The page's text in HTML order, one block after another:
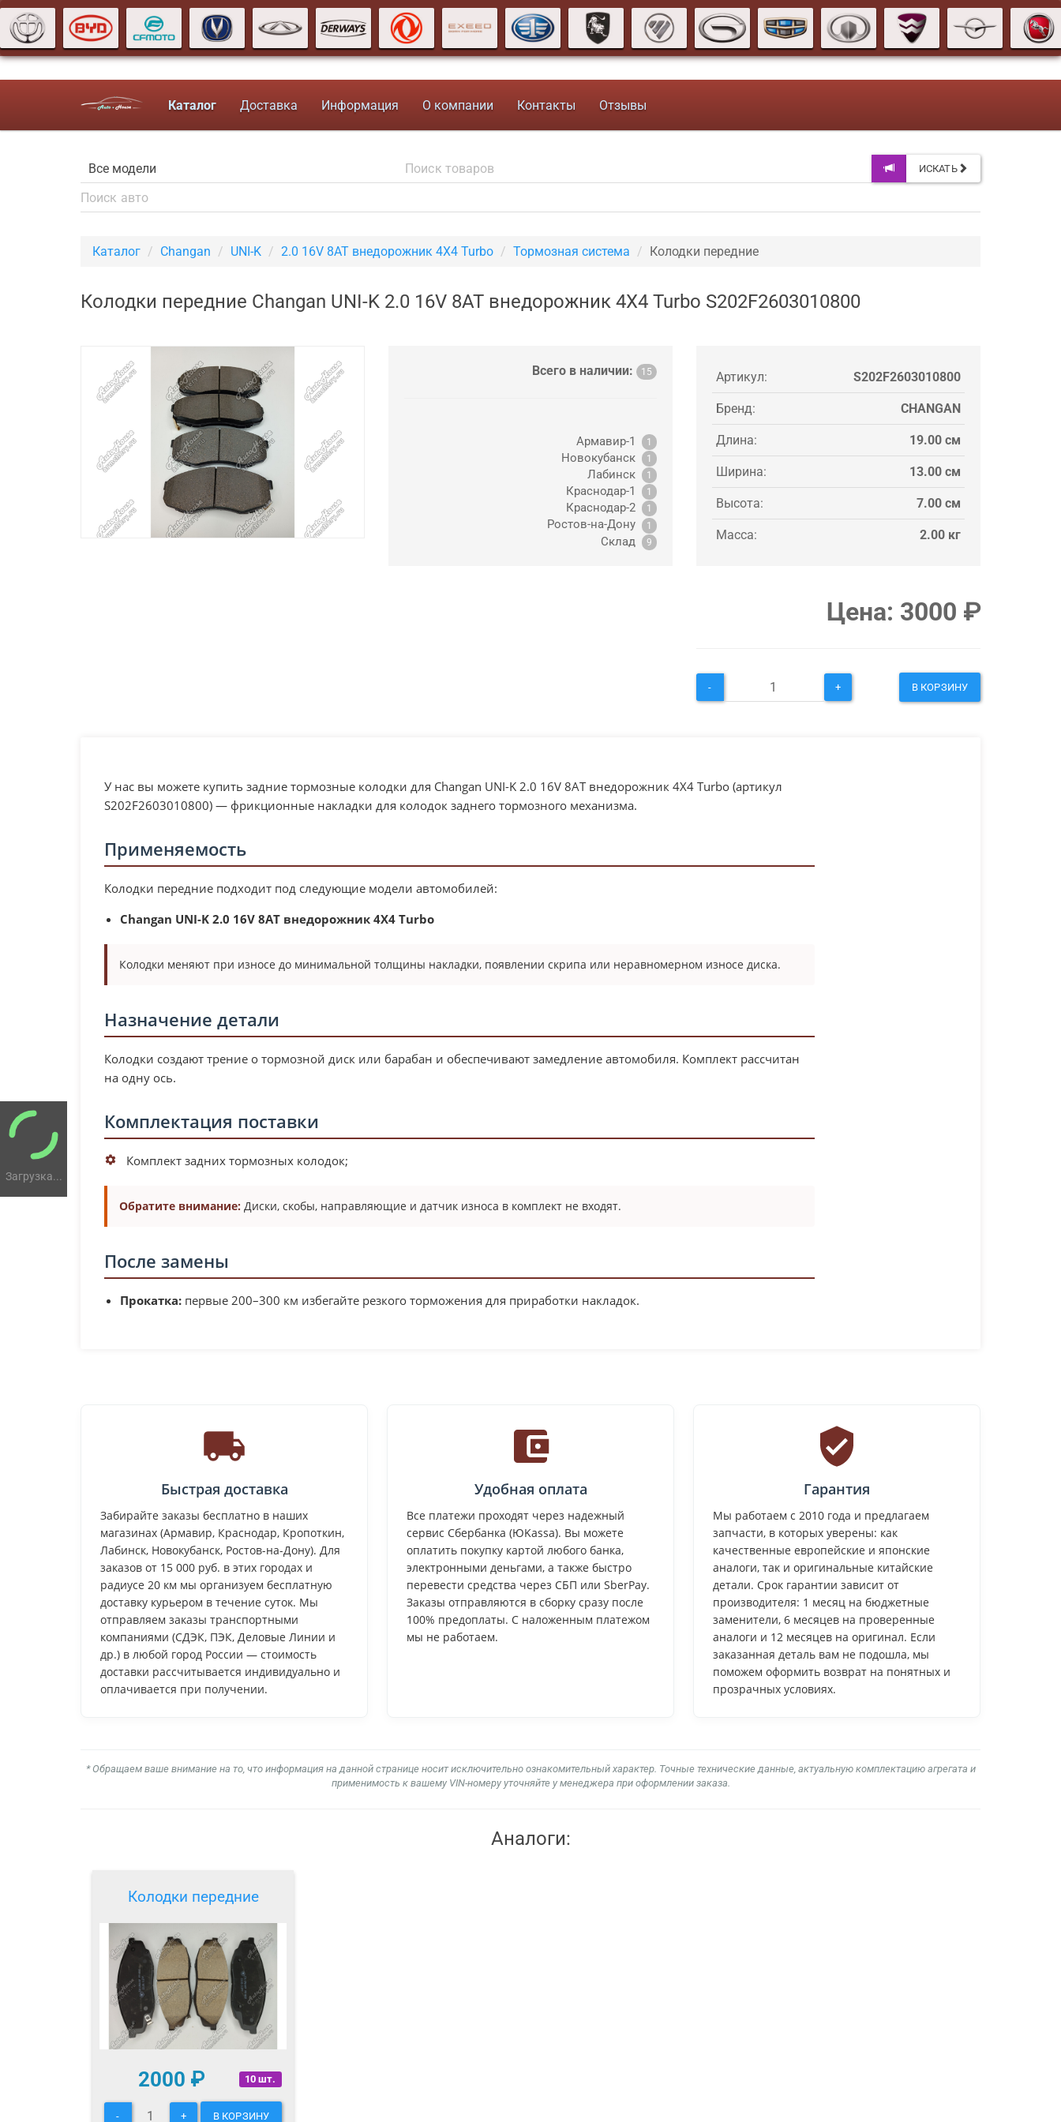
Загрузка...
Каталог Доставка Информация О компании Контакты Отзывы
ИСКАТЬ
Каталог Changan UNI-K 2.0 16V 8AT внедорожник 4X4 Turbo Тормозная система Колодки передние
Колодки передние Changan UNI-K 2.0 16V 8AT внедорожник 4X4 Turbo S202F2603010800
Всего в наличии: 15
Армавир-1 1
Новокубанск 1
Лабинск 1
Краснодар-1 1
Краснодар-2 1
Ростов-на-Дону 1
Склад 9
Артикул: S202F2603010800
Бренд: CHANGAN
Длина: 19.00 см
Ширина: 13.00 см
Высота: 7.00 см
Масса: 2.00 кг
Цена: 3000 ₽
- + В КОРЗИНУ
У нас вы можете купить задние тормозные колодки для Changan UNI-K 2.0 16V 8AT внедорожник 4X4 Turbo (артикул
S202F2603010800) — фрикционные накладки для колодок заднего тормозного механизма.
Применяемость
Колодки передние подходит под следующие модели автомобилей:
Changan UNI-K 2.0 16V 8AT внедорожник 4X4 Turbo
Колодки меняют при износе до минимальной толщины накладки, появлении скрипа или неравномерном износе диска.
Назначение детали
Колодки создают трение о тормозной диск или барабан и обеспечивают замедление автомобиля. Комплект рассчитан
на одну ось.
Комплектация поставки
Комплект задних тормозных колодок;
Обратите внимание: Диски, скобы, направляющие и датчик износа в комплект не входят.
После замены
Прокатка: первые 200–300 км избегайте резкого торможения для приработки накладок.
Быстрая доставка
Забирайте заказы бесплатно в наших
магазинах (Армавир, Краснодар, Кропоткин,
Лабинск, Новокубанск, Ростов-на-Дону). Для
заказов от 15 000 руб. в этих городах и
радиусе 20 км мы организуем бесплатную
доставку курьером в течение суток. Мы
отправляем заказы транспортными
компаниями (СДЭК, ПЭК, Деловые Линии и
др.) в любой город России — стоимость
доставки рассчитывается индивидуально и
оплачивается при получении.
Удобная оплата
Все платежи проходят через надежный
сервис Сбербанка (ЮKassa). Вы можете
оплатить покупку картой любого банка,
электронными деньгами, а также быстро
перевести средства через СБП или SberPay.
Заказы отправляются в сборку сразу после
100% предоплаты. С наложенным платежом
мы не работаем.
Гарантия
Мы работаем с 2010 года и предлагаем
запчасти, в которых уверены: как
качественные европейские и японские
аналоги, так и оригинальные китайские
детали. Срок гарантии зависит от
производителя: 1 месяц на бюджетные
заменители, 6 месяцев на проверенные
аналоги и 12 месяцев на оригинал. Если
заказанная деталь вам не подошла, мы
поможем оформить возврат на понятных и
прозрачных условиях.
* Обращаем ваше внимание на то, что информация на данной странице носит исключительно ознакомительный характер. Точные технические данные, актуальную комплектацию агрегата и
применимость к вашему VIN-номеру уточняйте у менеджера при оформлении заказа.
Аналоги:
Колодки передние
10 шт.
2000 ₽
- + В КОРЗИНУ